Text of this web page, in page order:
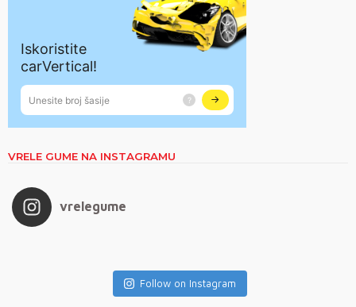
VRELE GUME NA INSTAGRAMU
vrelegume
Follow on Instagram